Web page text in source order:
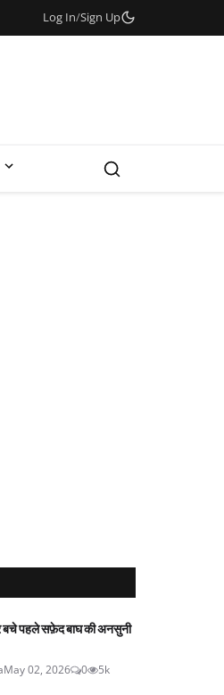
Log In/Sign Up
बचे पहले सफ़ेद बाघ की अनसुनी
May 02, 2026 0 5k